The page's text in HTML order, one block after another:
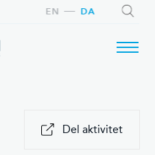
DA
EN
Del aktivitet